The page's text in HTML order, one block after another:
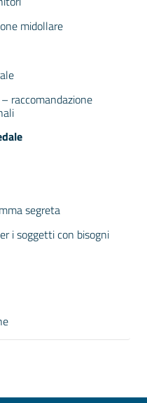
midollare
raccomandazione
segreta
i soggetti con bisogni